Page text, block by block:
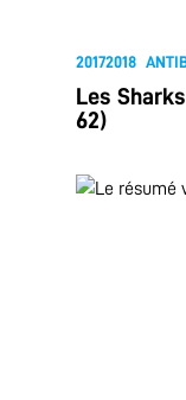
20172018
Les
62)